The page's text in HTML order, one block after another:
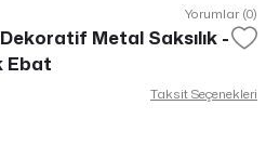
Yorumlar (0)
Dekoratif Metal Saksılık -
Ebat
Taksit Seçenekleri